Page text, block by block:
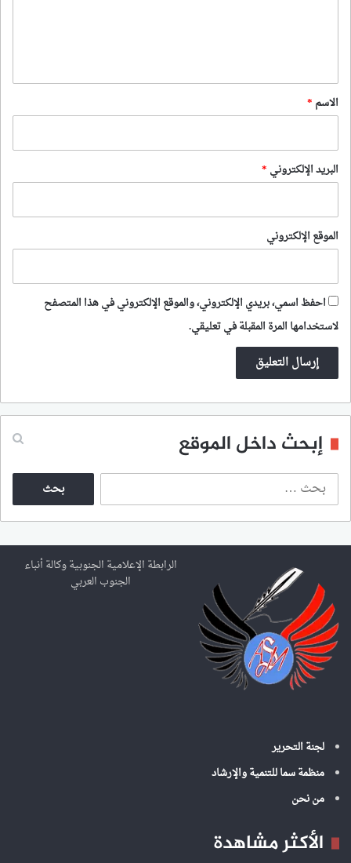
*
الاسم *
البريد الإلكتروني *
الموقع الإلكتروني
احفظ اسمي، بريدي الإلكتروني، والموقع الإلكتروني في هذا المتصفح
لاستخدامها المرة المقبلة في تعليقي.
إبحث داخل الموقع
ث
ع
ن
الرابطة الإعلامية الجنوبية وكالة أنباء
الجنوب العربي
لجنة التحرير
منظمة سما للتنمية والإرشاد
من نحن
الأكثر مشاهدة